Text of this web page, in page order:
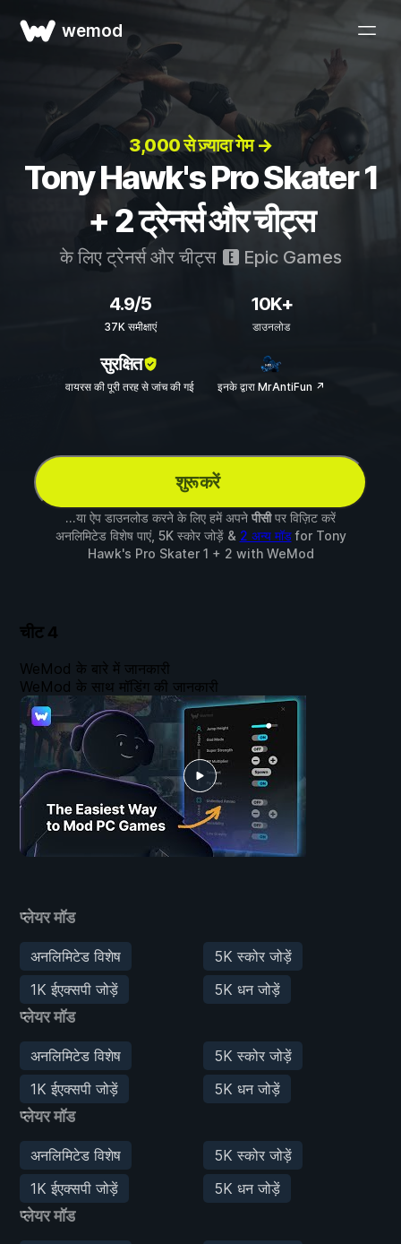
wemod
3,000 से ज़्यादा गेम →
Tony Hawk's Pro Skater 1
+ 2 ट्रेनर्स और चीट्स
के लिए ट्रेनर्स और चीट्स Epic Games
4.9/5
37K समीक्षाएं
10K+
डाउनलोड
सुरक्षित
वायरस की पूरी तरह से जांच की गई इनके द्वारा MrAntiFun ↗
शुरू करें
...या ऐप डाउनलोड करने के लिए हमें अपने पीसीपर विज़िट करें
अनलिमिटेड विशेष पाएं, 5K स्कोर जोड़ें & 2 अन्य मॉडfor Tony
Hawk's Pro Skater 1 + 2 with WeMod
चीट 4
प्लेयर मॉड
अनलिमिटेड विशेष
5K स्कोर जोड़ें
1K ईएक्सपी जोड़ें
5K धन जोड़ें
प्लेयर मॉड
अनलिमिटेड विशेष
5K स्कोर जोड़ें
1K ईएक्सपी जोड़ें
5K धन जोड़ें
प्लेयर मॉड
अनलिमिटेड विशेष
5K स्कोर जोड़ें
1K ईएक्सपी जोड़ें
5K धन जोड़ें
प्लेयर मॉड
WeMod के बारे में जानकारी
WeMod के साथ मॉडिंग की जानकारी